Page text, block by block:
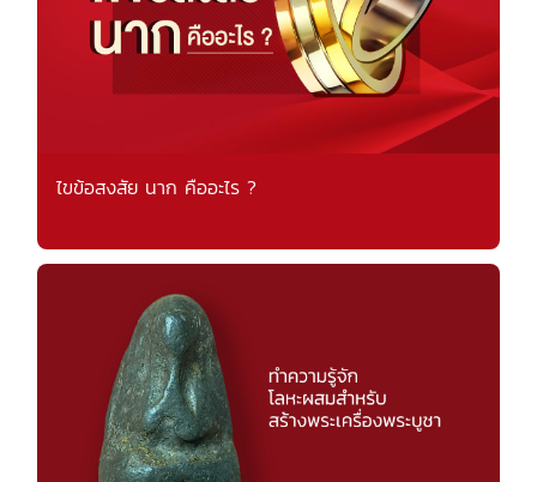
ไขข้อสงสัย นาก คืออะไร ?